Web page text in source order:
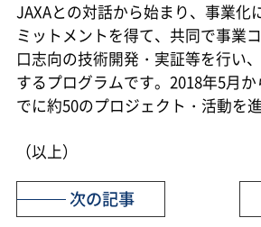
JAXAとの対話から始まり、事業化
ミットメントを得て、共同で事業
口志向の技術開発・実証等を行い
するプログラムです。2018年5月
でに約50のプロジェクト・活動を
（以上）
次の記事